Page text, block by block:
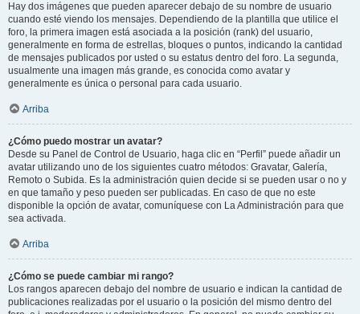
Hay dos imágenes que pueden aparecer debajo de su nombre de usuario
cuando esté viendo los mensajes. Dependiendo de la plantilla que utilice el
foro, la primera imagen está asociada a la posición (rank) del usuario,
generalmente en forma de estrellas, bloques o puntos, indicando la cantidad
de mensajes publicados por usted o su estatus dentro del foro. La segunda,
usualmente una imagen más grande, es conocida como avatar y
generalmente es única o personal para cada usuario.
Arriba
¿Cómo puedo mostrar un avatar?
Desde su Panel de Control de Usuario, haga clic en “Perfil” puede añadir un
avatar utilizando uno de los siguientes cuatro métodos: Gravatar, Galería,
Remoto o Subida. Es la administración quien decide si se pueden usar o no y
en que tamaño y peso pueden ser publicadas. En caso de que no este
disponible la opción de avatar, comuníquese con La Administración para que
sea activada.
Arriba
¿Cómo se puede cambiar mi rango?
Los rangos aparecen debajo del nombre de usuario e indican la cantidad de
publicaciones realizadas por el usuario o la posición del mismo dentro del